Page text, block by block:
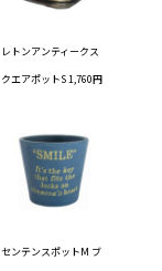
レトンアンティークス
クエアポットS 1,760円
センテンスポットM ブ